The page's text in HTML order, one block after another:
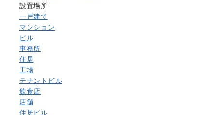
設置場所
一戸建て
マンション
ビル
事務所
住居
工場
テナントビル
飲食店
店舗
住居ビル